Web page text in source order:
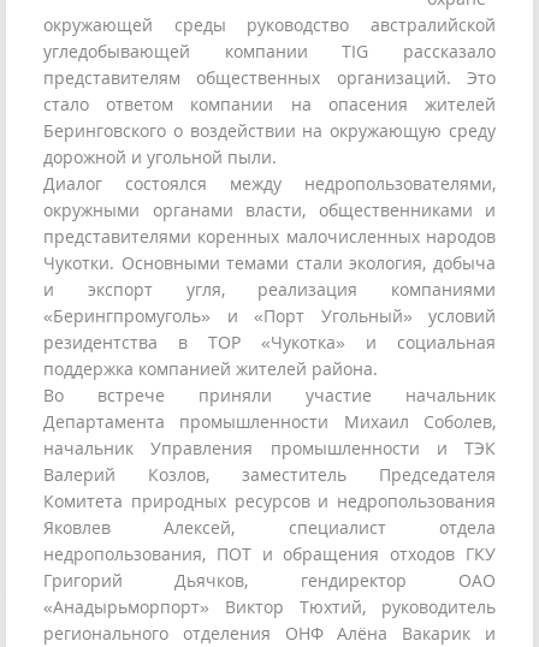
окружающей среды руководство австралийской
угледобывающей компании TIG рассказало
представителям общественных организаций. Это
стало ответом компании на опасения жителей
Беринговского о воздействии на окружающую среду
дорожной и угольной пыли.
Диалог состоялся между недропользователями,
окружными органами власти, общественниками и
представителями коренных малочисленных народов
Чукотки. Основными темами стали экология, добыча
и экспорт угля, реализация компаниями
«Берингпромуголь» и «Порт Угольный» условий
резидентства в ТОР «Чукотка» и социальная
поддержка компанией жителей района.
Во встрече приняли участие начальник
Департамента промышленности Михаил Соболев,
начальник Управления промышленности и ТЭК
Валерий Козлов, заместитель Председателя
Комитета природных ресурсов и недропользования
Яковлев Алексей, специалист отдела
недропользования, ПОТ и обращения отходов ГКУ
Григорий Дьячков, гендиректор ОАО
«Анадырьморпорт» Виктор Тюхтий, руководитель
регионального отделения ОНФ Алёна Вакарик и